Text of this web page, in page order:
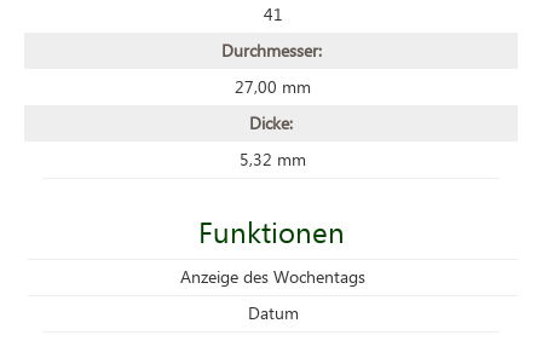
41
Durchmesser:
27,00 mm
Dicke:
5,32 mm
Funktionen
Anzeige des Wochentags
Datum